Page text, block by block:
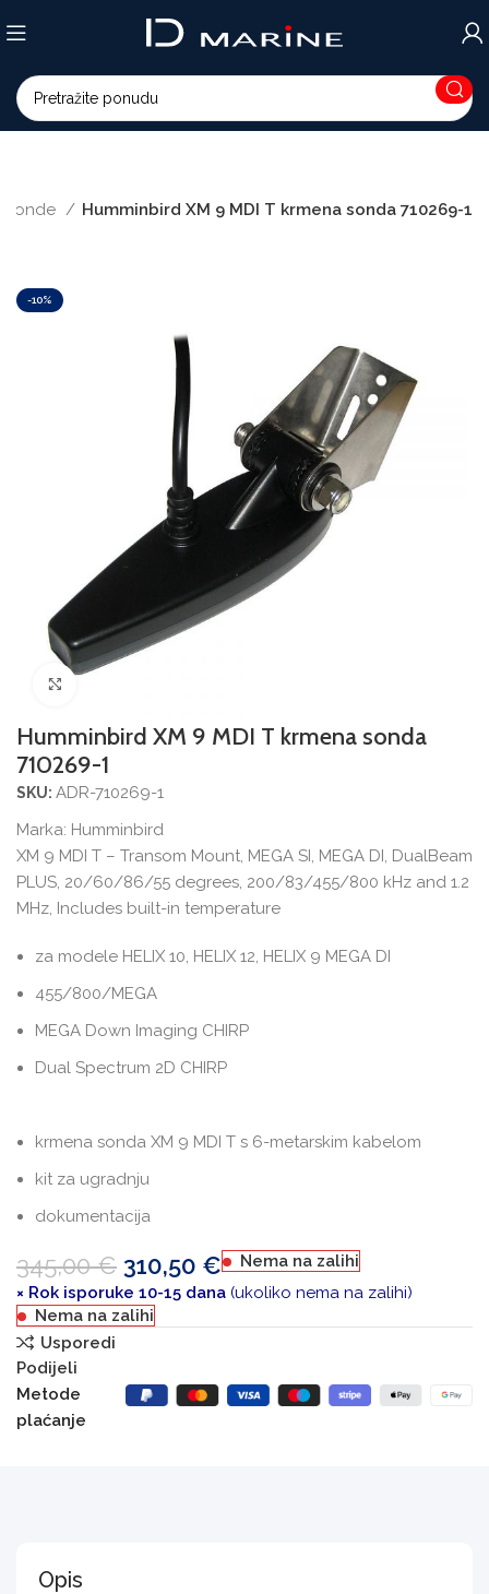
Sonde Humminbird XM 9 MDI T krmena sonda 710269-1
-10%
Humminbird XM 9 MDI T krmena sonda
710269-1
SKU:ADR-710269-1
Marka: Humminbird
XM 9 MDI T – Transom Mount, ​​MEGA SI, MEGA DI, DualBeam
PLUS, 20/60/86/55 degrees, 200/83/455/800 kHz and 1.2
MHz, Includes built-in temperature
za modele HELIX 10, HELIX 12, HELIX 9 MEGA DI
455/800/MEGA
MEGA Down Imaging CHIRP
Dual Spectrum 2D CHIRP
krmena sonda XM 9 MDI T s 6-metarskim kabelom
kit za ugradnju
dokumentacija
345,00€ 310,50 €
Nema na zalihi
× Rok isporuke 10-15 dana (ukoliko nema na zalihi)
Nema na zalihi
Usporedi
Podijeli
Metode
plaćanje
Opis